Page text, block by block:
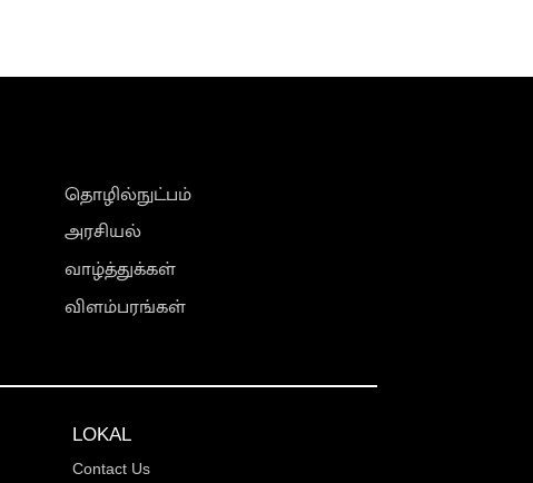
தொழில்நுட்பம்
அரசியல்
வாழ்த்துக்கள்
விளம்பரங்கள்
LOKAL
Contact Us